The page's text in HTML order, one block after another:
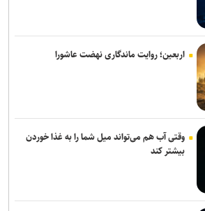
اربعین؛ روایت ماندگاری نهضت عاشورا
وقتی آب هم می‌تواند میل شما را به غذا خوردن
بیشتر کند